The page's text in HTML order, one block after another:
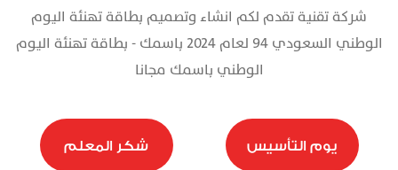
شركة تقنية تقدم لكم انشاء وتصميم بطاقة تهنئة اليوم
الوطني السعودي 94 لعام 2024 باسمك - بطاقة تهنئة اليوم
الوطني باسمك مجانا
يوم التأسيس شكر المعلم